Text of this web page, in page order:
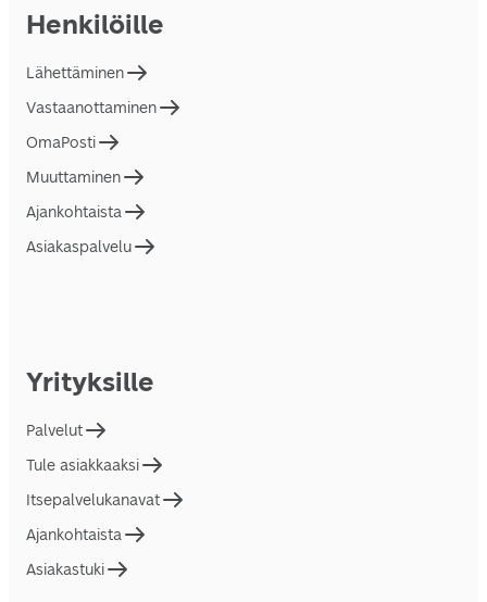
Henkilöille
Lähettäminen
Vastaanottaminen
OmaPosti
Muuttaminen
Ajankohtaista
Asiakaspalvelu
Yrityksille
Palvelut
Tule asiakkaaksi
Itsepalvelukanavat
Ajankohtaista
Asiakastuki